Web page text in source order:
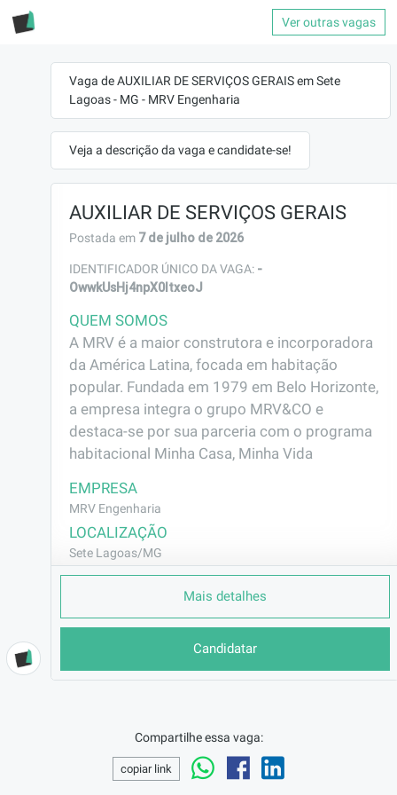
Ver outras vagas
Vaga de AUXILIAR DE SERVIÇOS GERAIS em Sete
Lagoas - MG - MRV Engenharia
Veja a descrição da vaga e candidate-se!
AUXILIAR DE SERVIÇOS GERAIS
Postada em 7 de julho de 2026
IDENTIFICADOR ÚNICO DA VAGA: -
OwwkUsHj4npX0ItxeoJ
QUEM SOMOS
A MRV é a maior construtora e incorporadora
da América Latina, focada em habitação
popular. Fundada em 1979 em Belo Horizonte,
a empresa integra o grupo MRV&CO e
destaca-se por sua parceria com o programa
habitacional Minha Casa, Minha Vida
EMPRESA
MRV Engenharia
LOCALIZAÇÃO
Sete Lagoas/MG
REMUNERAÇÃO
VAGA AFIRMATIVA
Construção Civil
BENEFÍCIOS
Candidatar
Mais detalhes
Compartilhe essa vaga:
copiar link